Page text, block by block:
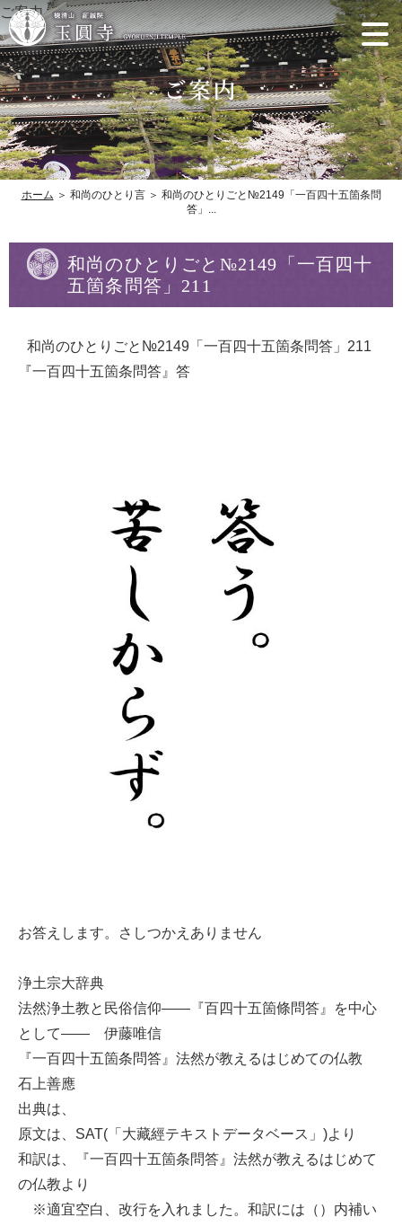
ご案内
ホーム ＞ 和尚のひとり言 ＞ 和尚のひとりごと№2149「一百四十五箇条問
答」...
和尚のひとりごと№2149「一百四十
五箇条問答」211
和尚のひとりごと№2149「一百四十五箇条問答」211
『一百四十五箇条問答』答
お答えします。さしつかえありません
浄土宗大辞典
法然浄土教と民俗信仰――『百四十五箇條問答』を中心
として―― 伊藤唯信
『一百四十五箇条問答』法然が教えるはじめての仏教
石上善應
出典は、
原文は、SAT(「大藏經テキストデータベース」)より
和訳は、『一百四十五箇条問答』法然が教えるはじめて
の仏教より
※適宜空白、改行を入れました。和訳には（）内補い